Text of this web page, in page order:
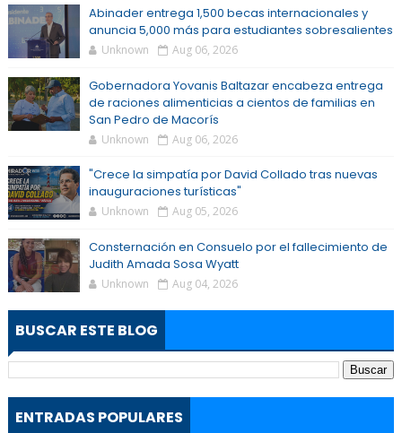
Abinader entrega 1,500 becas internacionales y
anuncia 5,000 más para estudiantes sobresalientes
Unknown Aug 06, 2026
Gobernadora Yovanis Baltazar encabeza entrega
de raciones alimenticias a cientos de familias en
San Pedro de Macorís
Unknown Aug 06, 2026
"Crece la simpatía por David Collado tras nuevas
inauguraciones turísticas"
Unknown Aug 05, 2026
Consternación en Consuelo por el fallecimiento de
Judith Amada Sosa Wyatt
Unknown Aug 04, 2026
BUSCAR ESTE BLOG
ENTRADAS POPULARES